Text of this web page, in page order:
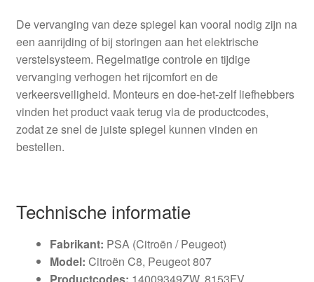
De vervanging van deze spiegel kan vooral nodig zijn na
een aanrijding of bij storingen aan het elektrische
verstelsysteem. Regelmatige controle en tijdige
vervanging verhogen het rijcomfort en de
verkeersveiligheid. Monteurs en doe-het-zelf liefhebbers
vinden het product vaak terug via de productcodes,
zodat ze snel de juiste spiegel kunnen vinden en
bestellen.
Technische informatie
Fabrikant: PSA (Citroën / Peugeot)
Model: Citroën C8, Peugeot 807